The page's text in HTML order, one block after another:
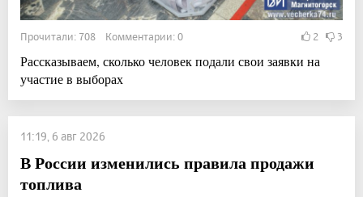
Прочитали: 708 Комментарии: 0 2 3
Рассказываем, сколько человек подали свои заявки на
участие в выборах
11:19, 6 авг 2026
В России изменились правила продажи
топлива